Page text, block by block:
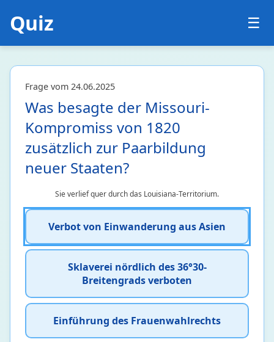
Quiz ☰
Frage vom 24.06.2025
Was besagte der Missouri-
Kompromiss von 1820
zusätzlich zur Paarbildung
neuer Staaten?
Sie verlief quer durch das Louisiana-Territorium.
Verbot von Einwanderung aus Asien
Sklaverei nördlich des 36°30-
Breitengrads verboten
Einführung des Frauenwahlrechts